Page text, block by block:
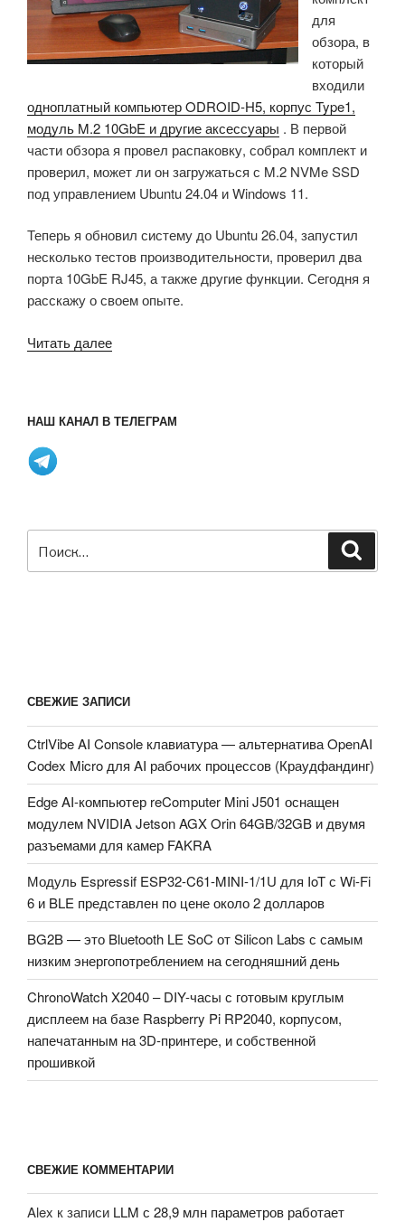
для
обзора, в
который
входили
одноплатный компьютер ODROID-H5, корпус Type1,
модуль M.2 10GbE и другие аксессуары . В первой
части обзора я провел распаковку, собрал комплект и
проверил, может ли он загружаться с M.2 NVMe SSD
под управлением Ubuntu 24.04 и Windows 11.
Теперь я обновил систему до Ubuntu 26.04, запустил
несколько тестов производительности, проверил два
порта 10GbE RJ45, а также другие функции. Сегодня я
расскажу о своем опыте.
Читать далее«ODROID-
Часть
ПК,
НАШ КАНАЛ В ТЕЛЕГРАМ
СВЕЖИЕ ЗАПИСИ
CtrlVibe AI Console клавиатура — альтернатива OpenAI
Codex Micro для AI рабочих процессов (Краудфандинг)
Edge AI-компьютер reComputer Mini J501 оснащен
модулем NVIDIA Jetson AGX Orin 64GB/32GB и двумя
разъемами для камер FAKRA
Модуль Espressif ESP32-C61-MINI-1/1U для IoT с Wi-Fi
6 и BLE представлен по цене около 2 долларов
BG2B — это Bluetooth LE SoC от Silicon Labs с самым
низким энергопотреблением на сегодняшний день
ChronoWatch X2040 – DIY-часы с готовым круглым
дисплеем на базе Raspberry Pi RP2040, корпусом,
напечатанным на 3D-принтере, и собственной
прошивкой
СВЕЖИЕ КОММЕНТАРИИ
Alex к записи LLM с 28,9 млн параметров работает